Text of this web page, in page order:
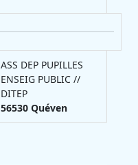
ASS DEP PUPILLES
ENSEIG PUBLIC //
DITEP
56530 Quéven